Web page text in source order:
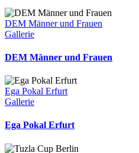
DEM Männer und Frauen
Gallerie
DEM Männer und Frauen
Ega Pokal Erfurt
Gallerie
Ega Pokal Erfurt